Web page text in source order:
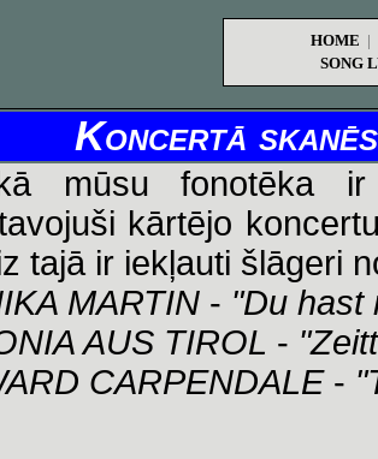
HOME |
SONG
Koncertā
mūsu fonotēka ir
kārtējo
tajā ir iekļauti šlāgeri
MARTIN- "Du hast
AUS TIROL -
CARPENDALE-